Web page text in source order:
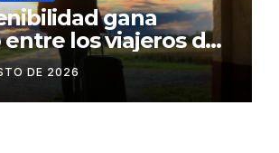
gana
los viajeros de
DE 2026